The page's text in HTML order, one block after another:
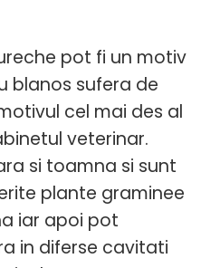
pot fi un motiv
blanos sufera de
cel mai des al
veterinar.
si toamna si sunt
plante graminee
iar apoi pot
in diferse cavitati